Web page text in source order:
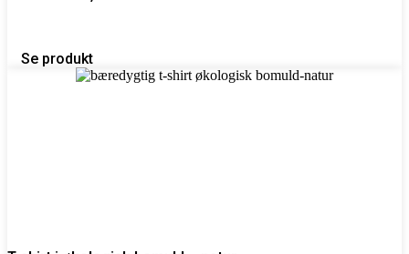
Se produkt